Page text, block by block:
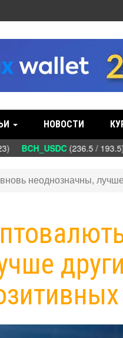
НОВОСТИ
BCH_USDC(236.5 /
неоднозначны,